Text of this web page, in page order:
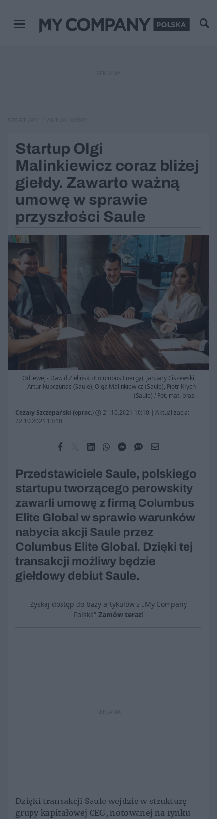
Menu główne
Startup Olgi
Malinkiewicz coraz bliżej
giełdy. Zawarto ważną
umowę w sprawie
przyszłości Saule
Od lewej - Dawid Zieliński (Columbus Energy), January Ciszewski,
Artur Kupczunas (Saule), Olga Malinkiewicz (Saule), Piotr Krych
(Saule) / Fot. mat. pras.
Cezary Szczepański (oprac.) 21.10.2021 10:10 | Aktualizacja:
22.10.2021 13:10
Przedstawiciele Saule, polskiego
startupu tworzącego perowskity
zawarli umowę z firmą Columbus
Elite Global w sprawie warunków
nabycia akcji Saule przez
Columbus Elite Global. Dzięki tej
transakcji możliwy będzie
giełdowy debiut Saule.
Zyskaj dostęp do bazy artykułów z „My Company
Polska” Zamów teraz!
REKLAMA
Dzięki transakcji Saule wejdzie w strukturę
grupy kapitałowej CEG, notowanej na rynku